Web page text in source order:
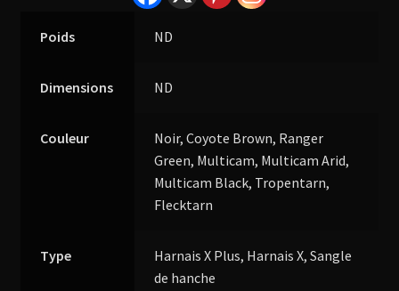
Poids ND
Dimensions ND
Couleur
Noir, Coyote Brown, Ranger
Green, Multicam, Multicam Arid,
Multicam Black, Tropentarn,
Flecktarn
Type
Harnais X Plus, Harnais X, Sangle
de hanche